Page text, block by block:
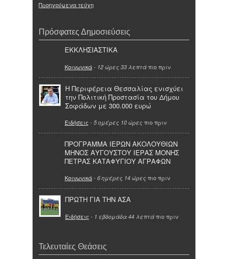
Προηγούμενα τεύχη
Πρόσφατες Δημοσιεύσεις
ΕΚΚΛΗΣΙΑΣΤΙΚΑ
Κοινωνικά- 12 ώρες 33 λεπτά πιο πριν
Η Περιφέρεια Θεσσαλίας ενισχύει
την Πολιτική Προστασία του Δήμου
Σοφάδων με 300.000 ευρώ
Ειδήσεις - 5 ημέρες 10 ώρες πιο πριν
ΠΡΟΓΡΑΜΜΑ ΙΕΡΩΝ ΑΚΟΛΟΥΘΙΩΝ
ΜΗΝΟΣ ΑΥΓΟΥΣΤΟΥ ΙΕΡΑΣ ΜΟΝΗΣ
ΠΕΤΡΑΣ ΚΑΤΑΦΥΓΙΟΥ ΑΓΡΑΦΩΝ
Κοινωνικά- 6 ημέρες 14 ώρες πιο πριν
ΠΡΩΤΗ ΓΙΑ ΤΗΝ ΑΣΑ
Ειδήσεις - 1 εβδομάδα 44 λεπτά πιο πριν
Τελευταίες Θεάσεις